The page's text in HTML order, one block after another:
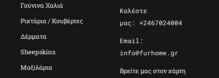
Γούνινα Χαλιά
Ριχτάρια / Κουβέρτες
Δέρματα
Sheepskins
Μαξιλάρια
Καλέστε
μας: +2467024004
Email:
info@furhome.gr
Βρείτε μας στον χάρτη